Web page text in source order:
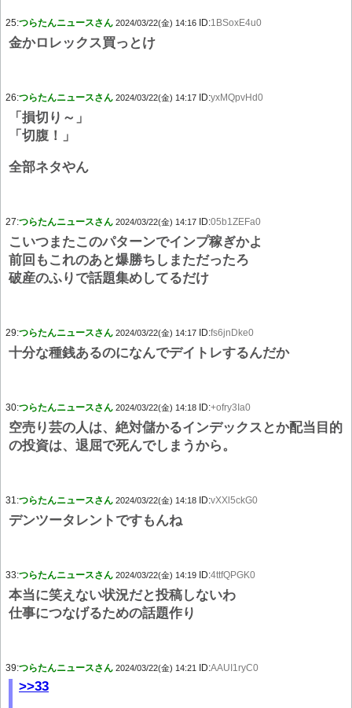
25:つらたんニュースさん 2024/03/22(金) 14:16 ID:1BSoxE4u0
金かロレックス買っとけ
26:つらたんニュースさん 2024/03/22(金) 14:17 ID:yxMQpvHd0
「損切り～」
「切腹！」
全部ネタやん
27:つらたんニュースさん 2024/03/22(金) 14:17 ID:05b1ZEFa0
こいつまたこのパターンでインプ稼ぎかよ
前回もこれのあと爆勝ちしまただったろ
破産のふりで話題集めしてるだけ
29:つらたんニュースさん 2024/03/22(金) 14:17 ID:fs6jnDke0
十分な種銭あるのになんでデイトレするんだか
30:つらたんニュースさん 2024/03/22(金) 14:18 ID:+ofry3Ia0
空売り芸の人は、絶対儲かるインデックスとか配当目的
の投資は、退屈で死んでしまうから。
31:つらたんニュースさん 2024/03/22(金) 14:18 ID:vXXl5ckG0
デンツータレントですもんね
33:つらたんニュースさん 2024/03/22(金) 14:19 ID:4ttfQPGK0
本当に笑えない状況だと投稿しないわ
仕事につなげるための話題作り
39:つらたんニュースさん 2024/03/22(金) 14:21 ID:AAUI1ryC0
>>33